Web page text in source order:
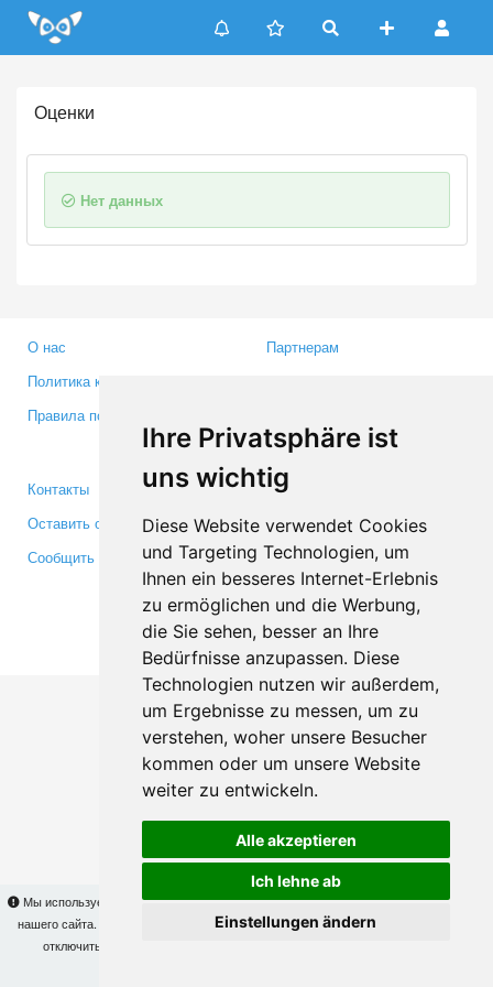
Ihre Privatsphäre ist
uns wichtig
Diese Website verwendet Cookies
und Targeting Technologien, um
Ihnen ein besseres Internet-Erlebnis
zu ermöglichen und die Werbung,
die Sie sehen, besser an Ihre
Bedürfnisse anzupassen. Diese
Technologien nutzen wir außerdem,
um Ergebnisse zu messen, um zu
verstehen, woher unsere Besucher
kommen oder um unsere Website
weiter zu entwickeln.
Alle akzeptieren
Ich lehne ab
Einstellungen ändern
Update cookies preferences
Мы используем cookies для того, чтобы Вы могли использовать весь функционал
нашего сайта. На
Вы сможете узнать подробности и, при желании,
отключить использование cookies. Продолжая пользоваться сайтом, Вы
Оценки
Нет данных
О нас
Политика конфиденциальности
Правила пользования
Партнерам
Медиа
Контакты
Оставить отзыв
Сообщить об ошибке
Facebook
Twitter
YouTube
Google+
Makis© Copyright 2026